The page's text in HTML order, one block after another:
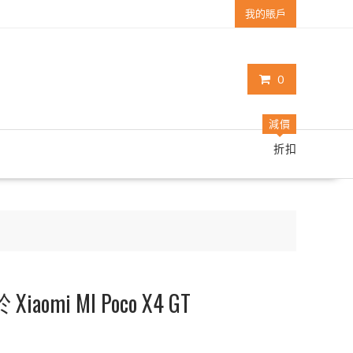
我的賬戶
0
減價
折扣
MI Poco X4 GT